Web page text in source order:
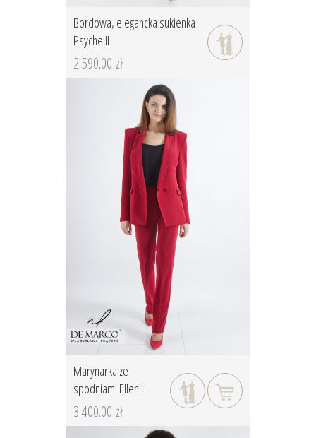
Bordowa, elegancka sukienka
Psyche II
2 590.00 zł
Marynarka ze
spodniami Ellen I
3 400.00 zł